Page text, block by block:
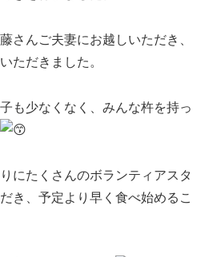
さんご夫妻にお越しいただき、
ただきました。
も少なくなく、みんな杵を持っ
にたくさんのボランティアスタ
き、予定より早く食べ始めるこ